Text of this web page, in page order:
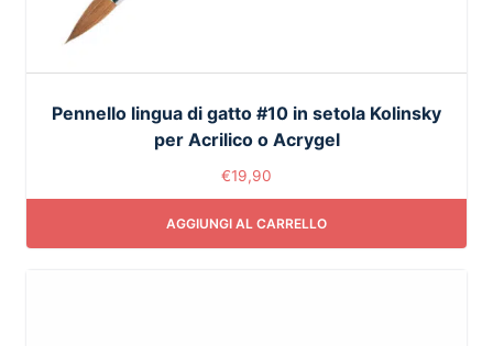
Pennello lingua di gatto #10 in setola Kolinsky
per Acrilico o Acrygel
€19,90
AGGIUNGI AL CARRELLO